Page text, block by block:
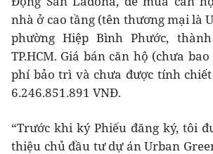
nhà ở cao tầng (tên thương mại là
phường Hiệp Bình Phước,
TP.HCM. Giá bán căn hộ (chưa bao
phí bảo trì và chưa được tính
6.246.851.891 VNĐ.
“Trước khi ký Phiếu đăng ký, tôi
thiệu chủ đầu tư dự án Urban